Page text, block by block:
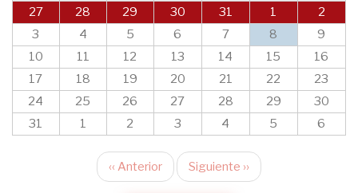
27 28 29 30 31 1
2
3
4 5 6 7 8
9
10
11 12 13 14 15
16
17
18 19 20 21 22
23
24
25 26 27 28 29
30
31
1 2 3 4 5 6
Paginación
‹‹ Anterior Siguiente ››